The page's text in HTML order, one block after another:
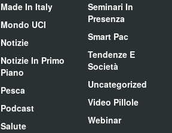
Made In Italy
Mondo UCI
Notizie
Notizie In Primo
Piano
Pesca
Podcast
Salute
Seminari In
Presenza
Smart Pac
Tendenze E
Società
Uncategorized
Video Pillole
Webinar